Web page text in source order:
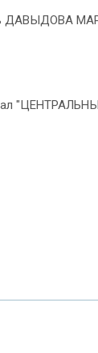
ДАВЫДОВА